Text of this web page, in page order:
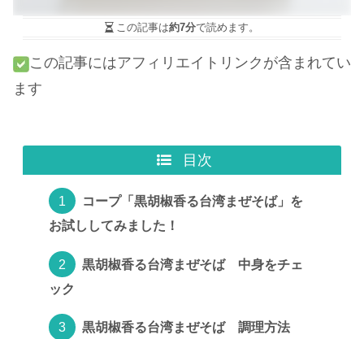
この記事は約7分で読めます。
この記事にはアフィリエイトリンクが含まれてい
ます
目次
コープ「黒胡椒香る台湾まぜそば」を
お試ししてみました！
黒胡椒香る台湾まぜそば 中身をチェ
ック
黒胡椒香る台湾まぜそば 調理方法